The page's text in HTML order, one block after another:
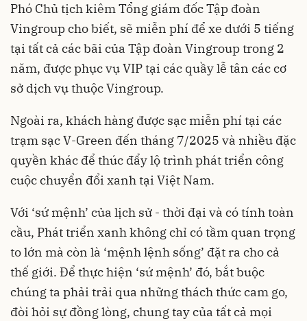
Phó Chủ tịch kiêm Tổng giám đốc Tập đoàn
Vingroup cho biết, sẽ miễn phí để xe dưới 5 tiếng
tại tất cả các bãi của Tập đoàn Vingroup trong 2
năm, được phục vụ VIP tại các quầy lễ tân các cơ
sở dịch vụ thuộc Vingroup.
Ngoài ra, khách hàng được sạc miễn phí tại các
trạm sạc V-Green đến tháng 7/2025 và nhiều đặc
quyền khác để thúc đẩy lộ trình phát triển công
cuộc chuyển đổi xanh tại Việt Nam.
Với ‘sứ mệnh’ của lịch sử - thời đại và có tính toàn
cầu, Phát triển xanh không chỉ có tầm quan trọng
to lớn mà còn là ‘mệnh lệnh sống’ đặt ra cho cả
thế giới. Để thực hiện ‘sứ mệnh’ đó, bắt buộc
chúng ta phải trải qua những thách thức cam go,
đòi hỏi sự đồng lòng, chung tay của tất cả mọi